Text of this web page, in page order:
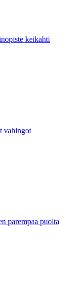
keikahti
vahingot
parempaa puolta